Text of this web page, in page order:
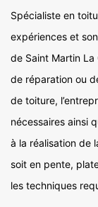
Spécialiste en
expériences et
de Saint Martin La
de réparation ou
de toiture,
nécessaires ainsi
à la réalisation de
soit en pente,
les techniques